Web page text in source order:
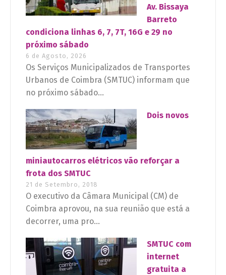
Av. Bissaya
Barreto
condiciona linhas 6, 7, 7T, 16G e 29 no
próximo sábado
6 de Agosto, 2026
Os Serviços Municipalizados de Transportes
Urbanos de Coimbra (SMTUC) informam que
no próximo sábado...
Dois novos
miniautocarros elétricos vão reforçar a
frota dos SMTUC
21 de Setembro, 2018
O executivo da Câmara Municipal (CM) de
Coimbra aprovou, na sua reunião que está a
decorrer, uma pro...
SMTUC com
internet
gratuita a